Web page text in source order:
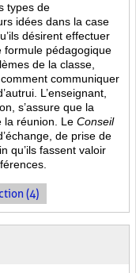
types de
idées dans la case
désirent effectuer
formule pédagogique
de la classe,
communiquer
L’enseignant,
s’assure que la
la réunion. Le Conseil
de prise de
qu’ils fassent valoir
(4)